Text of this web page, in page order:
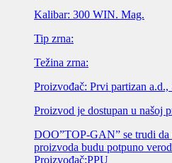
Kalibar: 300 WIN. Mag.
Tip zrna:
Težina zrna:
Proizvođač: Prvi partizan a.d.,
Proizvod je dostupan u našoj
DOO”TOP-GAN” se trudi
proizvoda budu potpuno
Proizvođač:PPU